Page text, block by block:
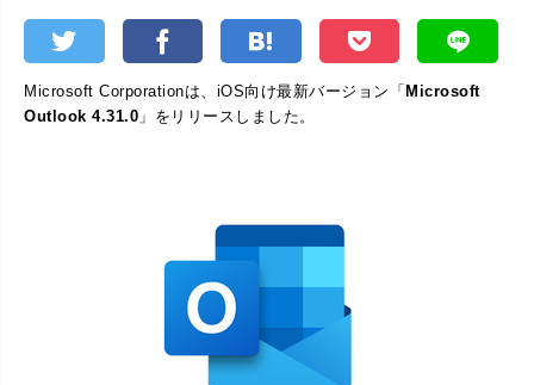
Microsoft Corporationは、iOS向け最新バージョン「Microsoft
Outlook 4.31.0 」をリリースしました。